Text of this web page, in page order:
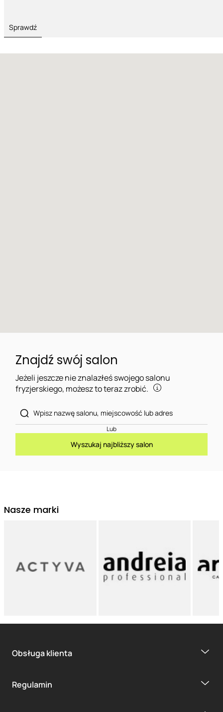
Sprawdź
Znajdź swój salon
Jeżeli jeszcze nie znalazłeś swojego salonu
fryzjerskiego, możesz to teraz zrobić.
Lub
Wyszukaj najbliższy salon
Nasze marki
Obsługa klienta
Regulamin